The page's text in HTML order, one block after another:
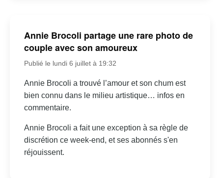
Annie Brocoli partage une rare photo de
couple avec son amoureux
Publié le lundi 6 juillet à 19:32
Annie Brocoli a trouvé l’amour et son chum est
bien connu dans le milieu artistique… infos en
commentaire.
Annie Brocoli a fait une exception à sa règle de
discrétion ce week-end, et ses abonnés s'en
réjouissent.